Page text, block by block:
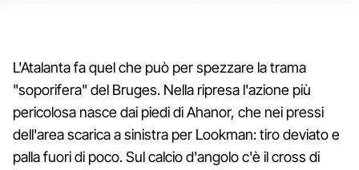
L'Atalanta fa quel che può per spezzare la trama
"soporifera" del Bruges. Nella ripresa l'azione più
pericolosa nasce dai piedi di Ahanor, che nei pressi
dell'area scarica a sinistra per Lookman: tiro deviato e
palla fuori di poco. Sul calcio d'angolo c'è il cross di